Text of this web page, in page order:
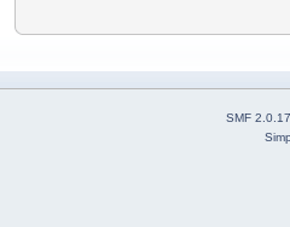
SMF 2.0.17